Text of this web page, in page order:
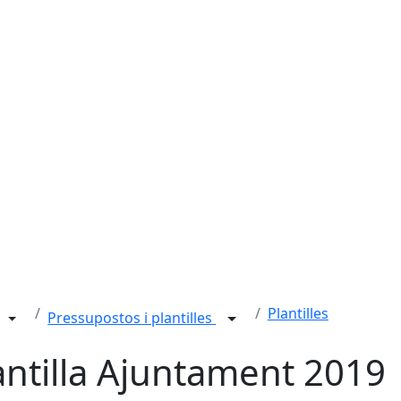
Pressupostos i plantilles Plantilles
Ajuntament 2019